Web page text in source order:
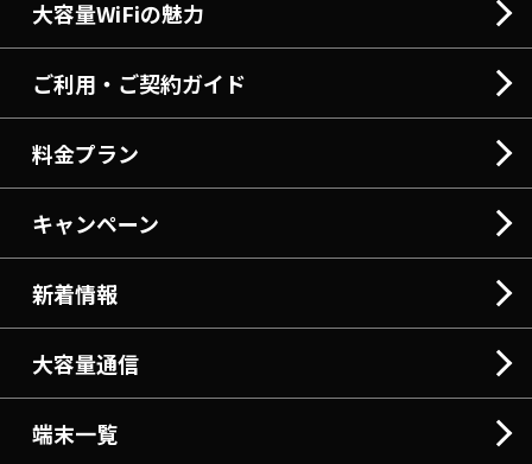
大容量WiFiの魅力
ご利用・ご契約ガイド
料金プラン
キャンペーン
新着情報
大容量通信
端末一覧